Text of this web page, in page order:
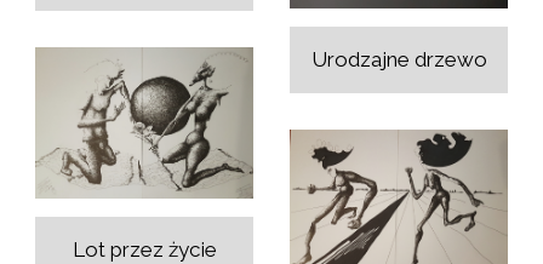
Urodzajne drzewo
Lot przez życie